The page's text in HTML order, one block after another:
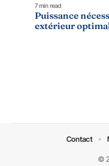
7 min read
Puissance
extérieur
©
Contact